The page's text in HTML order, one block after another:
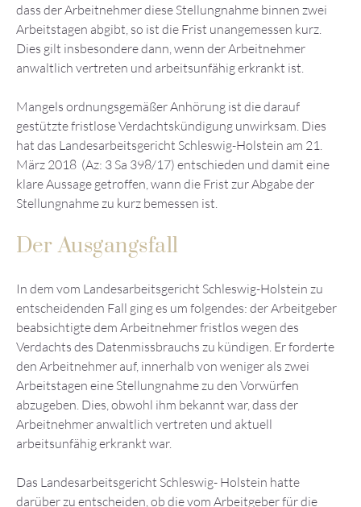
dass der Arbeitnehmer diese Stellungnahme binnen zwei
Arbeitstagen abgibt, so ist die Frist unangemessen kurz.
Dies gilt insbesondere dann, wenn der Arbeitnehmer
anwaltlich vertreten und arbeitsunfähig erkrankt ist.
Mangels ordnungsgemäßer Anhörung ist die darauf
gestützte fristlose Verdachtskündigung unwirksam. Dies
hat das Landesarbeitsgericht Schleswig-Holstein am 21.
März 2018 (Az: 3 Sa 398/17) entschieden und damit eine
klare Aussage getroffen, wann die Frist zur Abgabe der
Stellungnahme zu kurz bemessen ist.
Der Ausgangsfall
In dem vom Landesarbeitsgericht Schleswig-Holstein zu
entscheidenden Fall ging es um folgendes: der Arbeitgeber
beabsichtigte dem Arbeitnehmer fristlos wegen des
Verdachts des Datenmissbrauchs zu kündigen. Er forderte
den Arbeitnehmer auf, innerhalb von weniger als zwei
Arbeitstagen eine Stellungnahme zu den Vorwürfen
abzugeben. Dies, obwohl ihm bekannt war, dass der
Arbeitnehmer anwaltlich vertreten und aktuell
arbeitsunfähig erkrankt war.
Das Landesarbeitsgericht Schleswig- Holstein hatte
darüber zu entscheiden, ob die vom Arbeitgeber für die